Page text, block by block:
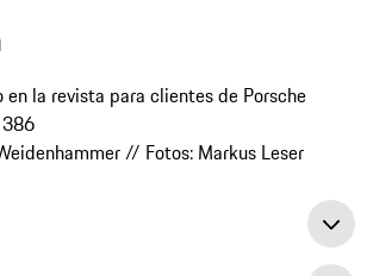
la revista para clientes de Porsche
// Fotos: Markus Leser